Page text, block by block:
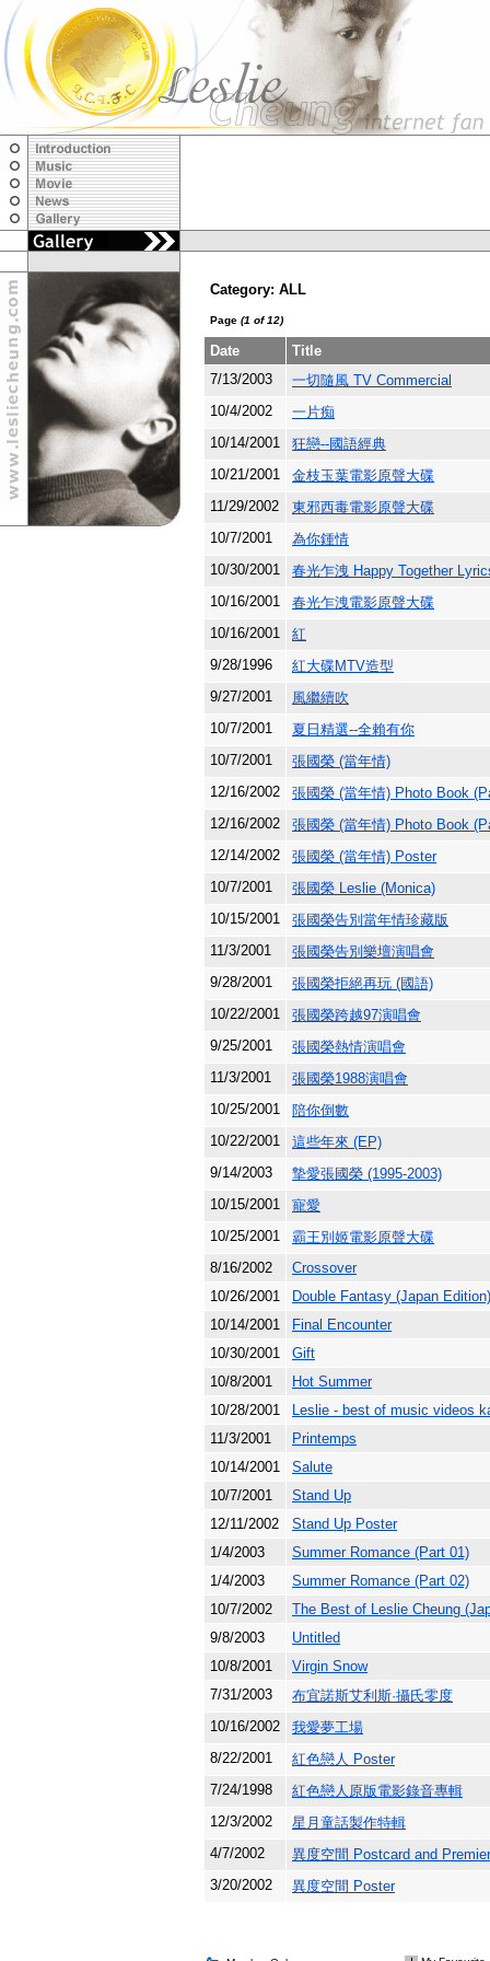
Category: ALL
Page (1 of 12)
Date
Title
7/13/2003
一切隨風 TV Commercial
10/4/2002
一片痴
10/14/2001
狂戀--國語經典
10/21/2001
金枝玉葉電影原聲大碟
11/29/2002
東邪西毒電影原聲大碟
10/7/2001
為你鍾情
10/30/2001
春光乍洩 Happy Together
10/16/2001
春光乍洩電影原聲大碟
10/16/2001
紅
9/28/1996
紅大碟MTV造型
9/27/2001
風繼續吹
10/7/2001
夏日精選--全賴有你
10/7/2001
張國榮 (當年情)
12/16/2002
張國榮 (當年情) Photo Book
12/16/2002
張國榮 (當年情) Photo Book
12/14/2002
張國榮 (當年情) Poster
10/7/2001
張國榮 Leslie (Monica)
10/15/2001
張國榮告別當年情珍藏版
11/3/2001
張國榮告別樂壇演唱會
9/28/2001
張國榮拒絕再玩 (國語)
10/22/2001
張國榮跨越97演唱會
9/25/2001
張國榮熱情演唱會
11/3/2001
張國榮1988演唱會
10/25/2001
陪你倒數
10/22/2001
這些年來 (EP)
9/14/2003
摯愛張國榮 (1995-2003)
10/15/2001
寵愛
10/25/2001
霸王別姬電影原聲大碟
8/16/2002
Crossover
10/26/2001
Double Fantasy (Japan Edition)
10/14/2001
Final Encounter
10/30/2001
Gift
10/8/2001
Hot Summer
10/28/2001
Leslie - best of music videos
11/3/2001
Printemps
10/14/2001
Salute
10/7/2001
Stand Up
12/11/2002
Stand Up Poster
1/4/2003
Summer Romance (Part 01)
1/4/2003
Summer Romance (Part 02)
10/7/2002
The Best of Leslie Cheung
9/8/2003
Untitled
10/8/2001
Virgin Snow
7/31/2003
布宜諾斯艾利斯·攝氏零度
10/16/2002
我愛夢工場
8/22/2001
紅色戀人 Poster
7/24/1998
紅色戀人原版電影錄音專輯
12/3/2002
星月童話製作特輯
4/7/2002
異度空間 Postcard and
3/20/2002
異度空間 Poster